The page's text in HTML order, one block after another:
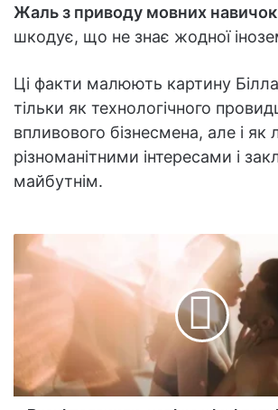
Жаль з приводу мовних навичок
шкодує, що не знає жодної
Ці факти малюють картину
тільки як технологічного
впливового бізнесмена, але і як
різноманітними інтересами і
майбутнім.
Вчені
пояснили,
навіщо
оргазм